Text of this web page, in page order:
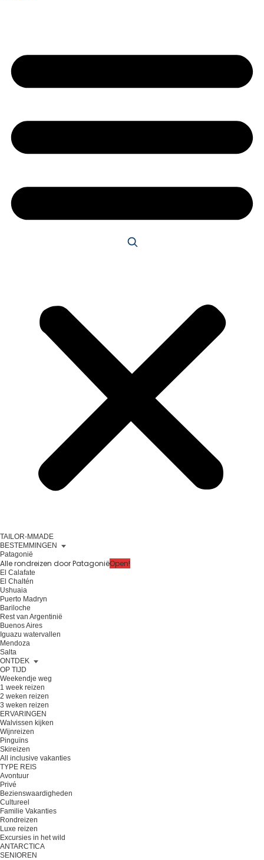
TAILOR-MMADE
BESTEMMINGEN
Patagonië
Alle rondreizen door PatagoniëOpen!
El Calafate
El Chaltén
Ushuaia
Puerto Madryn
Bariloche
Rest van Argentinië
Buenos Aires
Iguazu watervallen
Mendoza
Salta
ONTDEK
OP TIJD
Weekendje weg
1 week reizen
2 weken reizen
3 weken reizen
ERVARINGEN
Walvissen kijken
Wijnreizen
Pinguïns
Skireizen
All inclusive vakanties
TYPE REIS
Avontuur
Privé
Bezienswaardigheden
Cultureel
Familie Vakanties
Rondreizen
Luxe reizen
Excursies in het wild
ANTARCTICA
SENIOREN